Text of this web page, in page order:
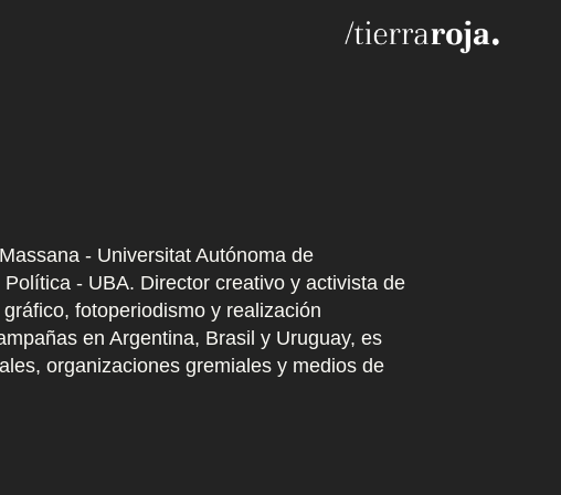
- Universitat Autónoma de
- UBA. Director creativo y activista de
fotoperiodismo y realización
en Argentina, Brasil y Uruguay, es
organizaciones gremiales y medios de